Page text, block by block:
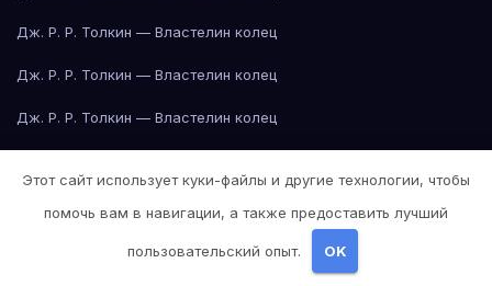
Дж. Р. Р. Толкин — Властелин колец
Дж. Р. Р. Толкин — Властелин колец
Дж. Р. Р. Толкин — Властелин колец
Дж. Р. Р. Толкин — Властелин колец
Этот сайт использует куки-файлы и другие технологии, чтобы
помочь вам в навигации, а также предоставить лучший
пользовательский опыт. OK